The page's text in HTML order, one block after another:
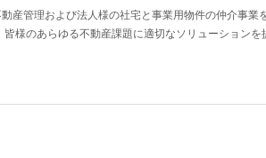
産管理および法人様の社宅と事業用物件の仲介事業
様のあらゆる不動産課題に適切なソリューション